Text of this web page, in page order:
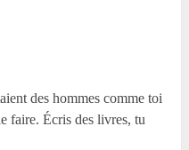
des hommes comme toi
faire. Écris des livres, tu